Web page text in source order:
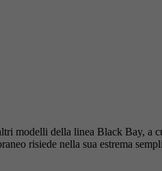
modelli della linea Black Bay, a
risiede nella sua estrema